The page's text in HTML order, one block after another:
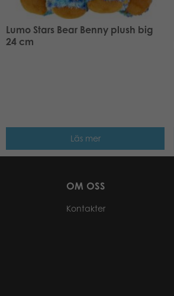
Lumo Stars Bear Benny plush big
24 cm
Läs mer
OM OSS
Kontakter